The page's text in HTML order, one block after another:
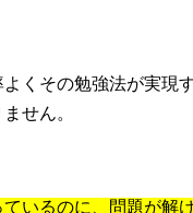
くその勉強法が実現
せん。
いるのに、問題が解